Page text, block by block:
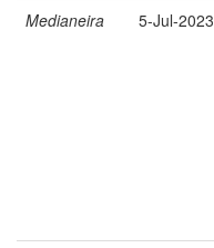
Medianeira 5-Jul-2023